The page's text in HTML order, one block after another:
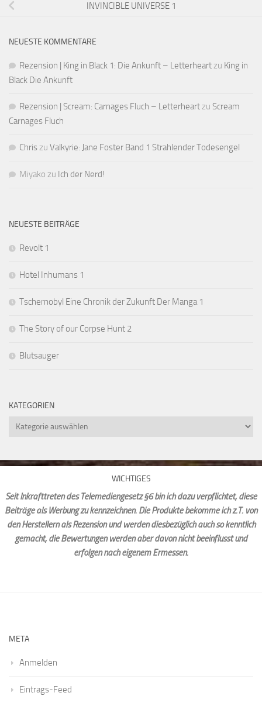
INVINCIBLE UNIVERSE 1
NEUESTE KOMMENTARE
Rezension | King in Black 1: Die Ankunft – Letterheartzu King in
Black Die Ankunft
Rezension | Scream: Carnages Fluch – Letterheartzu Scream
Carnages Fluch
Chriszu Valkyrie: Jane Foster Band 1 Strahlender Todesengel
Miyako zu Ich der Nerd!
NEUESTE BEITRÄGE
Revolt 1
Hotel Inhumans 1
Tschernobyl Eine Chronik der Zukunft Der Manga 1
The Story of our Corpse Hunt 2
Blutsauger
KATEGORIEN
Kategorien
WICHTIGES
Seit Inkrafttreten des Telemediengesetz §6 bin ich dazu verpflichtet, diese
Beiträge als Werbung zu kennzeichnen. Die Produkte bekomme ich z.T. von
den Herstellern als Rezension und werden diesbezüglich auch so kenntlich
gemacht, die Bewertungen werden aber davon nicht beeinflusst und
erfolgen nach eigenem Ermessen.
META
Anmelden
Eintrags-Feed